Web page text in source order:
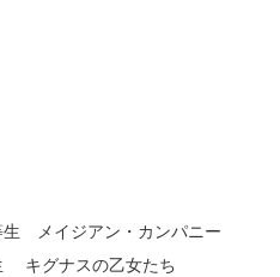
生 メイジアン・カンパニー
キグナスの乙女たち